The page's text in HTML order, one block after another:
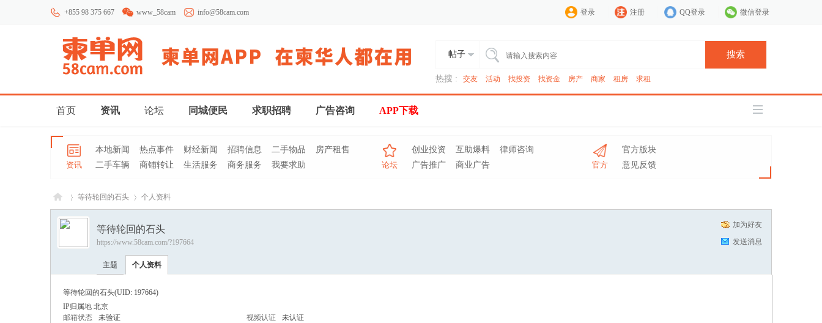
+855 98 375 667 www_58cam info@58cam.com 登录 注册 QQ登录 微信登录
帖子 搜索
热搜 : 交友 活动 找投资 找资金 房产 商家 租房 求租
首页 资讯 论坛 同城便民 求职招聘 广告咨询 APP下载
资讯
本地新闻 热点事件 财经新闻 招聘信息 二手物品
房产租售
二手车辆
商铺转让 生活服务 商务服务 我要求助 论坛
创业投资 互助爆料
律师咨询
广告推广
商业广告 官方
官方版块
意见反馈
柬埔›
等待轮回的石头 个人资料
加为好友
发送消息
等待轮回的石头
https://www.58cam.com/?197664
主题 个人资料
等待轮回的石头(UID: 197664)
IP归属地 北京
邮箱状态
未验证 视频认证 未认证